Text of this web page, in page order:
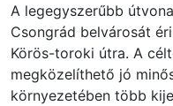
A legegyszerűbb
Csongrád belvárosát
Körös-toroki útra. A
megközelíthető jó
környezetében több